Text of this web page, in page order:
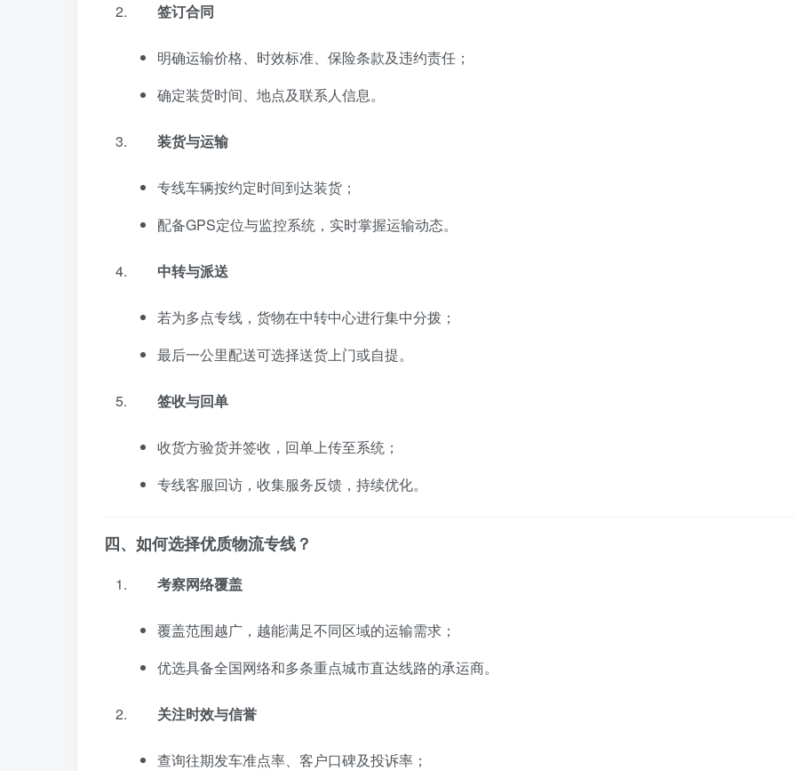
签订合同
明确运输价格、时效标准、保险条款及违约责任；
确定装货时间、地点及联系人信息。
装货与运输
专线车辆按约定时间到达装货；
配备GPS定位与监控系统，实时掌握运输动态。
中转与派送
若为多点专线，货物在中转中心进行集中分拨；
最后一公里配送可选择送货上门或自提。
签收与回单
收货方验货并签收，回单上传至系统；
专线客服回访，收集服务反馈，持续优化。
四、如何选择优质物流专线？
考察网络覆盖
覆盖范围越广，越能满足不同区域的运输需求；
优选具备全国网络和多条重点城市直达线路的承运商。
关注时效与信誉
查询往期发车准点率、客户口碑及投诉率；